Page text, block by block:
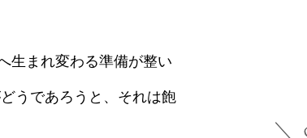
生まれ変わる準備が整い
うであろうと、それは飽